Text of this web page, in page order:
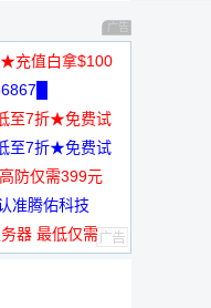
广告 商业广告，理
★充值白拿$100
至7折★免费试
至7折★免费试
防仅需399元
准腾佑科技
器 最低仅需